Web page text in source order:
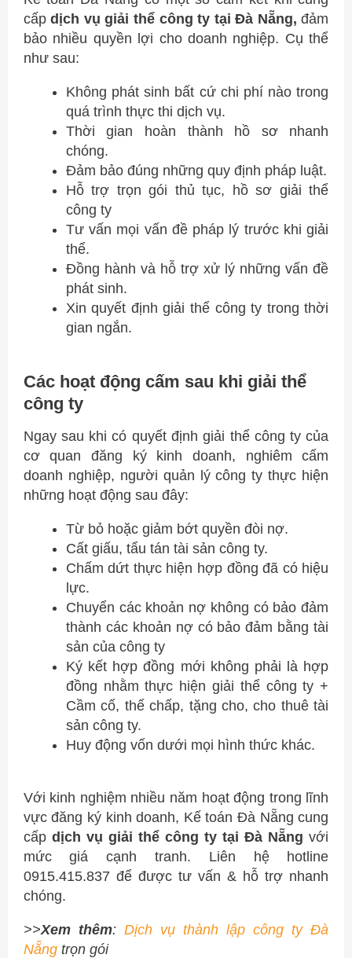
cấpdịch vụ giải thể công ty tại Đà Nẵng, đảm
bảo nhiều quyền lợi cho doanh nghiệp. Cụ thể
như sau:
Không phát sinh bất cứ chi phí nào trong
quá trình thực thi dịch vụ.
Thời gian hoàn thành hồ sơ nhanh
chóng.
Đảm bảo đúng những quy định pháp luật.
Hỗ trợ trọn gói thủ tục, hồ sơ giải thể
công ty
Tư vấn mọi vấn đề pháp lý trước khi giải
thể.
Đồng hành và hỗ trợ xử lý những vấn đề
phát sinh.
Xin quyết định giải thể công ty trong thời
gian ngắn.
Các hoạt động cấm sau khi giải thể
công ty
Ngay sau khi có quyết định giải thể công ty của
cơ quan đăng ký kinh doanh, nghiêm cấm
doanh nghiệp, người quản lý công ty thực hiện
những hoạt động sau đây:
Từ bỏ hoặc giảm bớt quyền đòi nợ.
Cất giấu, tẩu tán tài sản công ty.
Chấm dứt thực hiện hợp đồng đã có hiệu
lực.
Chuyển các khoản nợ không có bảo đảm
thành các khoản nợ có bảo đảm bằng tài
sản của công ty
Ký kết hợp đồng mới không phải là hợp
đồng nhằm thực hiện giải thể công ty +
Cầm cố, thế chấp, tặng cho, cho thuê tài
sản công ty.
Huy động vốn dưới mọi hình thức khác.
Với kinh nghiệm nhiều năm hoạt động trong lĩnh
vực đăng ký kinh doanh, Kế toán Đà Nẵng cung
cấp dịch vụ giải thể công ty tại Đà Nẵng với
mức giá cạnh tranh. Liên hệ hotline
0915.415.837 để được tư vấn & hỗ trợ nhanh
chóng.
>>Xem thêm: Dịch vụ thành lập công ty Đà
Nẵng trọn gói